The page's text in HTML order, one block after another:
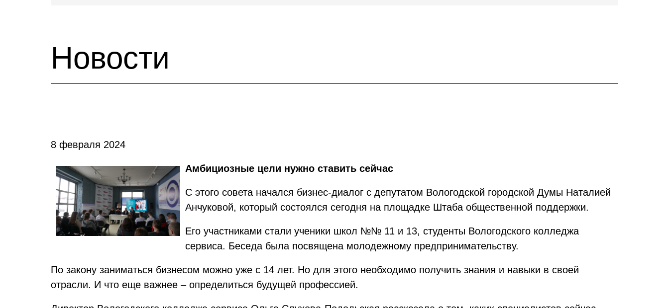
Новости
8 февраля 2024
Амбициозные цели нужно ставить сейчас
С этого совета начался бизнес-диалог с депутатом Вологодской городской Думы Наталией
Анчуковой, который состоялся сегодня на площадке Штаба общественной поддержки.
Его участниками стали ученики школ №№ 11 и 13, студенты Вологодского колледжа
сервиса. Беседа была посвящена молодежному предпринимательству.
По закону заниматься бизнесом можно уже с 14 лет. Но для этого необходимо получить знания и навыки в своей
отрасли. И что еще важнее – определиться будущей профессией.